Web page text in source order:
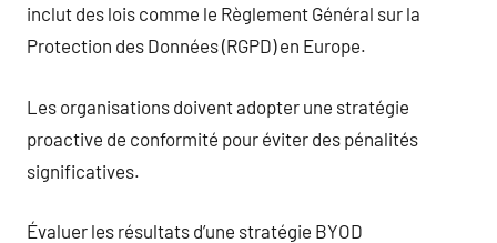
inclut des lois comme le Règlement Général sur la
Protection des Données (RGPD) en Europe.
Les organisations doivent adopter une stratégie
proactive de conformité pour éviter des pénalités
significatives.
Évaluer les résultats d’une stratégie BYOD